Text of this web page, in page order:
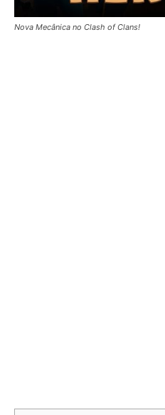
Nova Mecânica no Clash of Clans!